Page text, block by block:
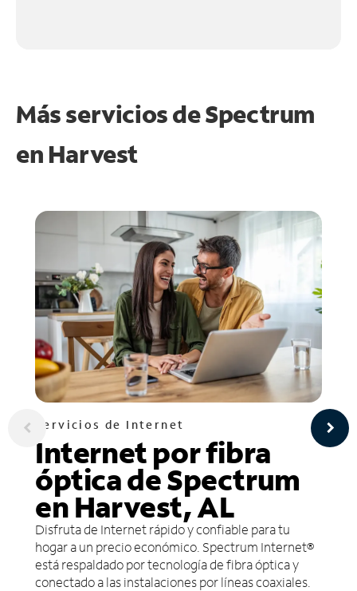
Más servicios de Spectrum
en Harvest
Servicios de Internet
Internet por fibra
óptica de Spectrum
en Harvest, AL
Disfruta de Internet rápido y confiable para tu
hogar a un precio económico. Spectrum Internet®
está respaldado por tecnología de fibra óptica y
conectado a las instalaciones por líneas coaxiales.